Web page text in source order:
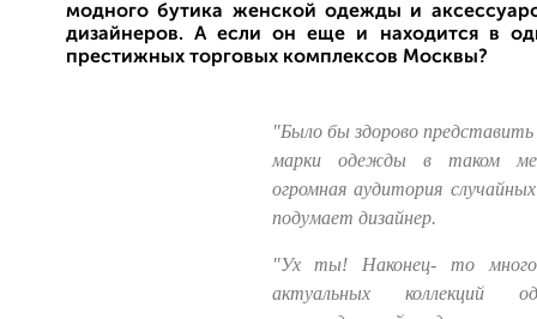
модного бутика женской одежды и
дизайнеров. А если он еще и находится в
престижных торговых комплексов Москвы?
"Было бы здорово представить
марки одежды в таком
огромная аудитория
подумает дизайнер.
"Ух ты! Наконец- то
актуальных коллекций